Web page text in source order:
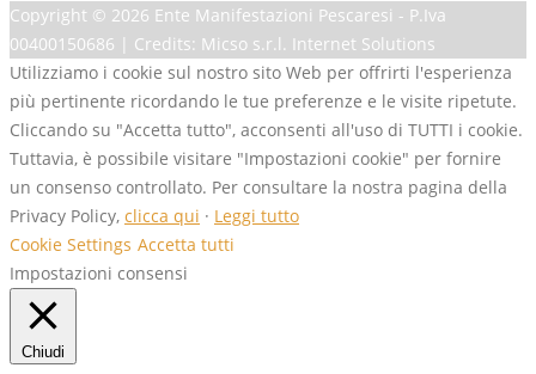
Copyright © 2026 Ente Manifestazioni Pescaresi - P.Iva
00400150686 | Credits: Micso s.r.l. Internet Solutions
Utilizziamo i cookie sul nostro sito Web per offrirti l'esperienza
più pertinente ricordando le tue preferenze e le visite ripetute.
Cliccando su "Accetta tutto", acconsenti all'uso di TUTTI i cookie.
Tuttavia, è possibile visitare "Impostazioni cookie" per fornire
un consenso controllato. Per consultare la nostra pagina della
Privacy Policy, clicca qui · Leggi tutto
Cookie Settings Accetta tutti
Impostazioni consensi
Chiudi